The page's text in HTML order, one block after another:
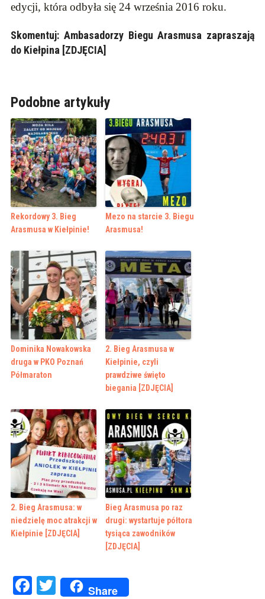
edycji, która odbyła się 24 września 2016 roku.
Skomentuj: Ambasadorzy Biegu Arasmusa zapraszają
do Kiełpina [ZDJĘCIA]
Podobne artykuły
Rekordowy 3. Bieg
Arasmusa w Kiełpinie!
Mezo na starcie 3. Biegu
Arasmusa!
Dominika Nowakowska
druga w PKO Poznań
Półmaraton
2. Bieg Arasmusa w
Kiełpinie, czyli
prawdziwe święto
biegania [ZDJĘCIA]
2. Bieg Arasmusa: w
niedzielę moc atrakcji w
Kiełpinie [ZDJĘCIA]
Bieg Arasmusa po raz
drugi: wystartuje półtora
tysiąca zawodników
[ZDJĘCIA]
Facebook
Twitter
Share